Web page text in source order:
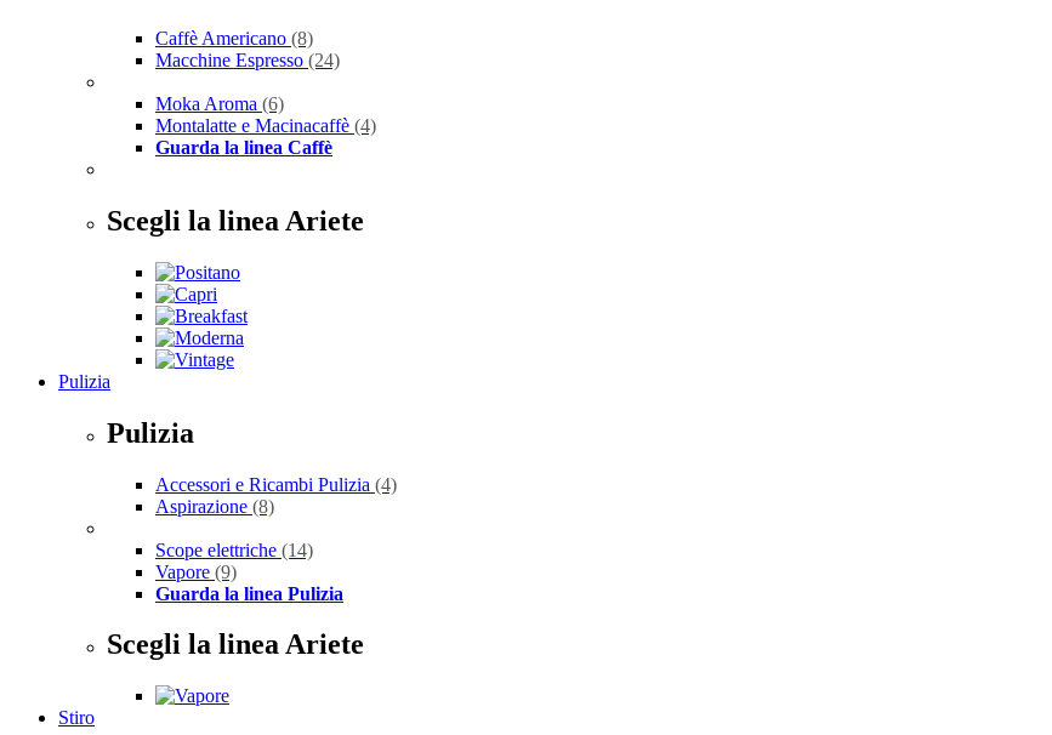
Caffè Americano (8)
Macchine Espresso (24)
Moka Aroma (6)
Montalatte e Macinacaffè (4)
Guarda la linea Caffè
Scegli la linea Ariete
Pulizia
Pulizia
Accessori e Ricambi Pulizia (4)
Aspirazione (8)
Scope elettriche (14)
Vapore (9)
Guarda la linea Pulizia
Scegli la linea Ariete
Stiro